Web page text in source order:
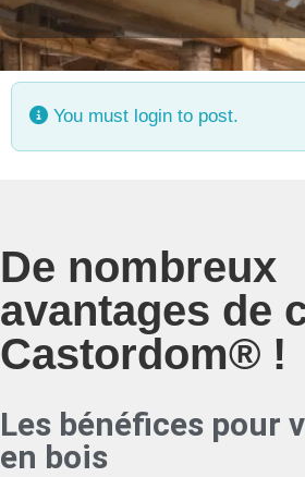
You must login to post.
De nombreux
avantages de
Castordom® !
Les bénéfices pour
en bois